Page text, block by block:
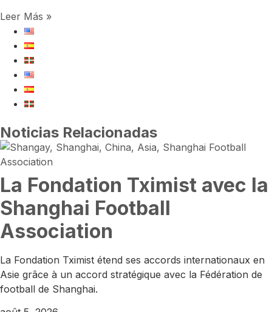
Leer Más »
Noticias Relacionadas
La Fondation Tximist avec la
Shanghai Football
Association
La Fondation Tximist étend ses accords internationaux en
Asie grâce à un accord stratégique avec la Fédération de
football de Shanghai.